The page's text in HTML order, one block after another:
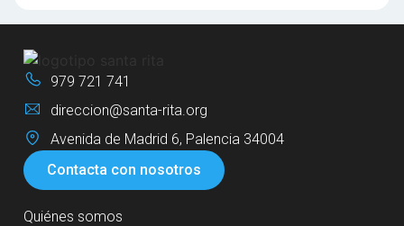
979 721 741
direccion@santa-rita.org
Avenida de Madrid 6, Palencia 34004
Contacta con nosotros
Quiénes somos